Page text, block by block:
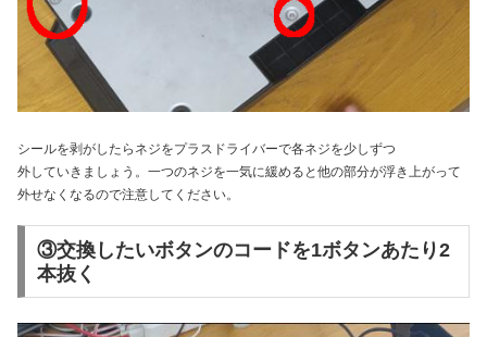
シールを剥がしたらネジをプラスドライバーで各ネジを少しずつ
外していきましょう。一つのネジを一気に緩めると他の部分が浮き上がって
外せなくなるので注意してください。
③交換したいボタンのコードを1ボタンあたり2
本抜く